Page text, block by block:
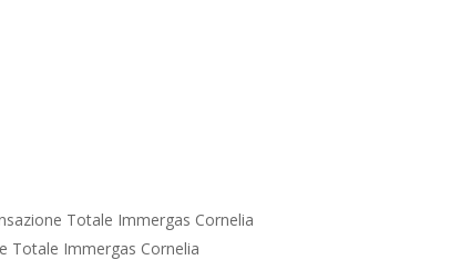
Totale Immergas Cornelia
Totale Immergas Cornelia